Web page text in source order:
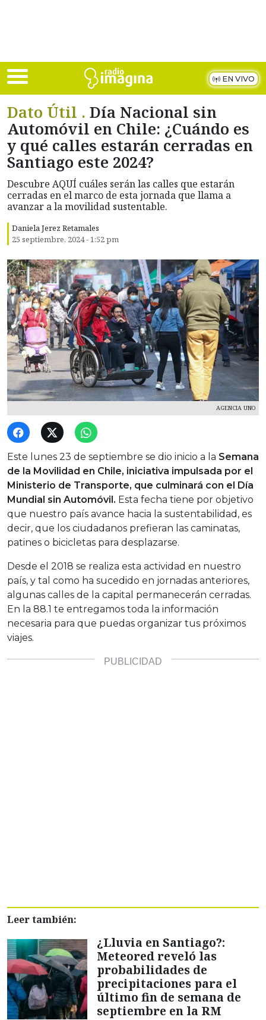
EN VIVO
Dato Útil . Día Nacional sin
Automóvil en Chile: ¿Cuándo es
y qué calles estarán cerradas en
Santiago este 2024?
Descubre AQUÍ cuáles serán las calles que estarán
cerradas en el marco de esta jornada que llama a
avanzar a la movilidad sustentable.
Daniela Jerez Retamales
25 septiembre, 2024 - 1:52 pm
AGENCIA UNO
Este lunes 23 de septiembre se dio inicio a la Semana
de la Movilidad en Chile, iniciativa impulsada por el
Ministerio de Transporte, que culminará con el
Día
Mundial sin Automóvil. Esta fecha tiene por objetivo
que nuestro país avance hacia la sustentabilidad, es
decir, que los ciudadanos prefieran las caminatas,
patines o bicicletas para desplazarse.
Desde el 2018 se realiza esta actividad en nuestro
país, y tal como ha sucedido en jornadas anteriores,
algunas calles de la capital permanecerán cerradas.
En la 88.1 te entregamos toda la información
necesaria para que puedas organizar tus próximos
viajes.
Leer también:
¿Lluvia en Santiago?:
Meteored reveló las
probabilidades de
precipitaciones para el
último fin de semana de
septiembre en la RM